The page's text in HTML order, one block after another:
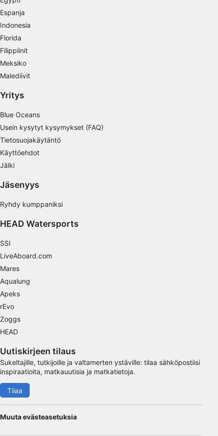
Espanja
Indonesia
Florida
Filippiinit
Meksiko
Malediivit
Yritys
Blue Oceans
Usein kysytyt kysymykset (FAQ)
Tietosuojakäytäntö
Käyttöehdot
Jälki
Jäsenyys
Ryhdy kumppaniksi
HEAD Watersports
SSI
LiveAboard.com
Mares
Aqualung
Apeks
rEvo
Zoggs
HEAD
Uutiskirjeen tilaus
Sukeltajille, tutkijoille ja valtamerten ystäville: tilaa sähköpostiisi
inspiraatioita, matkauutisia ja matkatietoja.
Tilaa
Muuta evästeasetuksia
Personoidun sisältöprofiilin muodostaminen
Profiilien käyttö personoidun sisällön
Mainonnan tehokkuuden mittaaminen
peräisin olevien tietojen, tilastojen tai
Palvelujen kehittäminen ja parantaminen
IAB:n erityispiirteet:
Tarkkojen sijaintitietojen käyttäminen
Tunnista laitteet aktiivisesti pyydettyjen
tietojen perusteella
Muut kuin IAB:n käsittelytarkoitukset:
Välttämätön
Suorituskyky
Mainonta